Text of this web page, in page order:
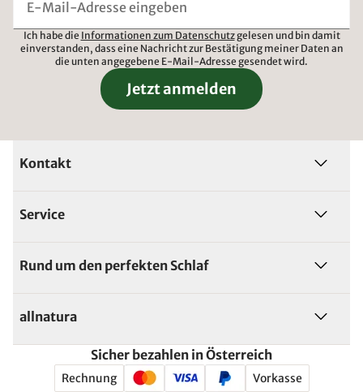
Ich habe die Informationen zum Datenschutzgelesen und bin damit
einverstanden, dass eine Nachricht zur Bestätigung meiner Daten an
die unten angegebene E-Mail-Adresse gesendet wird.
Jetzt anmelden
Kontakt
Service
Rund um den perfekten Schlaf
allnatura
Sicher bezahlen in Österreich
Rechnung Vorkasse